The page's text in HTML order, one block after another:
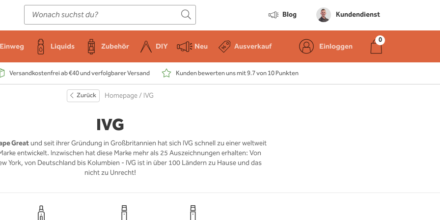
Blog Kundendienst
Einweg Liquids Zubehör DIY Neu Ausverkauf Einloggen
Versandkostenfrei ab €40 und verfolgbarer Versand Kunden bewerten uns mit 9.7 von 10 Punkten
E-Zigarette
Einweg
Liquids
Zubehör
DIY
Zurück Homepage/ IVG
IVG
Greatund seit ihrer Gründung in Großbritannien hat sich IVG schnell zu einer weltweit
entwickelt. Inzwischen hat diese Marke mehr als 25 Auszeichnungen erhalten: Von
York, von Deutschland bis Kolumbien - IVG ist in über 100 Ländern zu Hause und das
nicht zu Unrecht!